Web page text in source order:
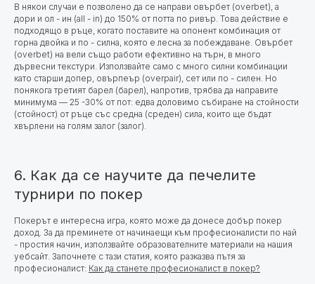
В някои случаи е позволено да се направи овърбет (overbet), а
дори и ол - ин (all - in) до 150% от потта по ривър. Това действие е
подходящо в ръце, когато поставите на опонент комбинация от
горна двойка и по - силна, която е лесна за побеждаване. Овърбет
(overbet) на вели също работи ефективно на търн, в много
дървесни текстури. Използвайте само с много силни комбинации
като старши допер, овърпеър (overpair), сет или по - силен. Но
понякога третият барел (барел), напротив, трябва да направите
минимума — 25 -30% от пот: едва доловимо събиране на стойности
(стойност) от ръце със средна (среден) сила, които ще бъдат
хвърлени на голям залог (залог).
6. Как да се научите да печелите
турнири по покер
Покерът е интересна игра, която може да донесе добър покер
доход. За да преминете от начинаещи към професионалисти по най
- простия начин, използвайте образователните материали на нашия
уебсайт. Започнете с тази статия, която разказва пътя за
професионалист: Как да станете професионалист в покер?